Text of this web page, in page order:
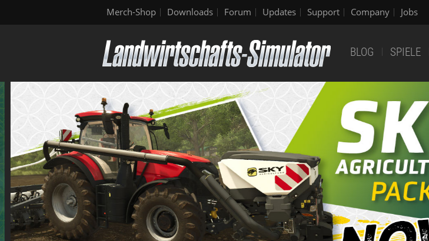
Merch-Shop Downloads Forum Updates Support Company Jobs
BLOG SPIELE